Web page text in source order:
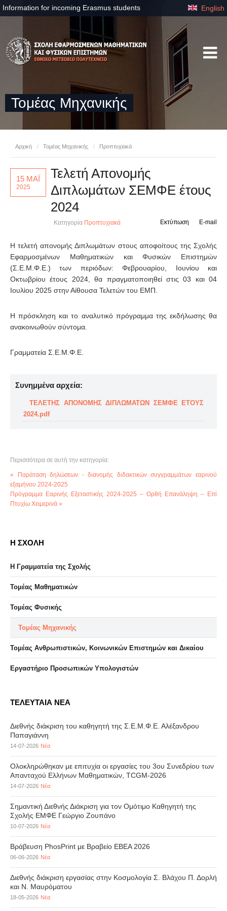
Information for incoming Erasmus students English
Τομέας Μηχανικής
Αρχική / Τομέας Μηχανικής / Προπτυχιακά
15 ΜΑΪ
2025
Τελετή Απονομής
Διπλωμάτων ΣΕΜΦΕ έτους
2024
Κατηγορία Προπτυχιακά E-mail
Εκτύπωση
Η τελετή απονομής Διπλωμάτων στους αποφοίτους της Σχολής
Εφαρμοσμένων Μαθηματικών και Φυσικών Επιστημών
(Σ.Ε.Μ.Φ.Ε.) των περιόδων: Φεβρουαρίου, Ιουνίου και
Οκτωβρίου έτους 2024, θα πραγματοποιηθεί στις 03 και 04
Ιουλίου 2025 στην Αίθουσα Τελετών του ΕΜΠ.
Η πρόσκληση και το αναλυτικό πρόγραμμα της εκδήλωσης θα
ανακοινωθούν σύντομα.
Γραμματεία Σ.Ε.Μ.Φ.Ε.
Συνημμένα αρχεία:
ΤΕΛΕΤΗΣ ΑΠΟΝΟΜΗΣ ΔΙΠΛΩΜΑΤΩΝ ΣΕΜΦΕ ΕΤΟΥΣ
2024.pdf
Περισσότερα σε αυτή την κατηγορία:
« Παράταση δηλώσεων - διανομής διδακτικών συγγραμμάτων εαρινού
εξαμήνου 2024-2025
Πρόγραμμα Εαρινής Εξεταστικής 2024-2025 – Ορθή Επανάληψη – Επί
Πτυχίω Χειμερινά »
Η ΣΧΟΛΗ
Η Γραμματεία της Σχολής
Τομέας Μαθηματικών
Τομέας Φυσικής
Τομέας Μηχανικής
Τομέας Ανθρωπιστικών, Κοινωνικών Επιστημών και Δικαίου
Eργαστήριo Προσωπικών Υπολογιστών
ΤΕΛΕΥΤΑΙΑ ΝΕΑ
Διεθνής διάκριση του καθηγητή της Σ.Ε.Μ.Φ.Ε. Αλέξανδρου
Παπαγιάννη
14-07-2026 Νέα
Ολοκληρώθηκαν με επιτυχία οι εργασίες του 3ου Συνεδρίου των
Απανταχού Ελλήνων Μαθηματικών, TCGM-2026
14-07-2026 Νέα
Σημαντική Διεθνής Διάκριση για τον Ομότιμο Καθηγητή της
Σχολής ΕΜΦΕ Γεώργιο Ζουπάνο
10-07-2026 Νέα
Βράβευση PhosPrint με Βραβείο ΕΒΕΑ 2026
06-06-2026 Νέα
Διεθνής διάκριση εργασίας στην Κοσμολογία Σ. Βλάχου Π. Δορλή
και Ν. Μαυρόματου
18-05-2026 Νέα